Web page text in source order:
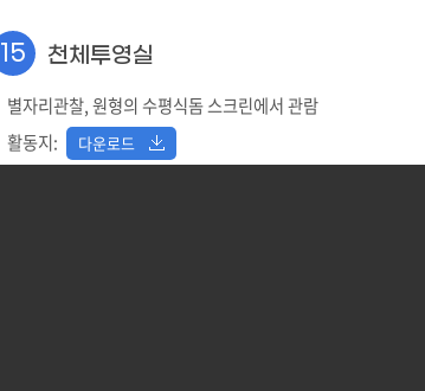
15
천체투영실
별자리관찰, 원형의 수평식돔 스크린에서 관람
활동지:
다운로드